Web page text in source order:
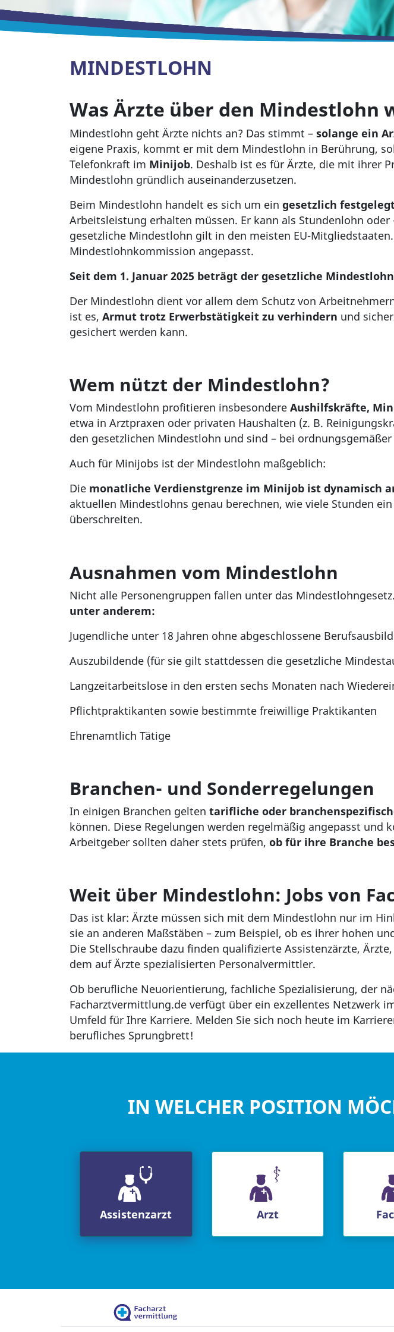
MINDESTLOHN
Was Ärzte über den Mindestlohn
Mindestlohn geht Ärzte nichts an? Das stimmt – solange ein
eigene Praxis, kommt er mit dem Mindestlohn in Berührung,
Telefonkraft im Minijob. Deshalb ist es für Ärzte, die mit ihrer
Mindestlohn gründlich auseinanderzusetzen.
Beim Mindestlohn handelt es sich um ein gesetzlich
Arbeitsleistung erhalten müssen. Er kann als Stundenlohn
gesetzliche Mindestlohn gilt in den meisten EU-
Mindestlohnkommission angepasst.
Seit dem 1. Januar 2025 beträgt der gesetzliche
Der Mindestlohn dient vor allem dem Schutz von
ist es, Armut trotz Erwerbstätigkeit zu verhindern und
gesichert werden kann.
Wem nützt der Mindestlohn?
Vom Mindestlohn profitieren insbesondere Aushilfskräfte,
etwa in Arztpraxen oder privaten Haushalten (z. B.
den gesetzlichen Mindestlohn und sind – bei
Auch für Minijobs ist der Mindestlohn maßgeblich:
Die monatliche Verdienstgrenze im Minijob ist dynamisch
aktuellen Mindestlohns genau berechnen, wie viele Stunden
überschreiten.
Ausnahmen vom Mindestlohn
Nicht alle Personengruppen fallen unter das Mindestlohngesetz.
unter anderem:
Jugendliche unter 18 Jahren ohne abgeschlossene
Auszubildende (für sie gilt stattdessen die gesetzliche
Langzeitarbeitslose in den ersten sechs Monaten nach
Pflichtpraktikanten sowie bestimmte freiwillige Praktikanten
Ehrenamtlich Tätige
Branchen- und Sonderregelungen
In einigen Branchen gelten tarifliche oder
können. Diese Regelungen werden regelmäßig angepasst
Arbeitgeber sollten daher stets prüfen, ob für ihre Branche
Weit über Mindestlohn: Jobs von
Das ist klar: Ärzte müssen sich mit dem Mindestlohn nur im
sie an anderen Maßstäben – zum Beispiel, ob es ihrer hohen
Die Stellschraube dazu finden qualifizierte Assistenzärzte,
dem auf Ärzte spezialisierten Personalvermittler.
Ob berufliche Neuorientierung, fachliche Spezialisierung, der
Facharztvermittlung.de verfügt über ein exzellentes Netzwerk
Umfeld für Ihre Karriere. Melden Sie sich noch heute im
berufliches Sprungbrett!
IN WELCHER POSITION
Assistenzarzt Arzt